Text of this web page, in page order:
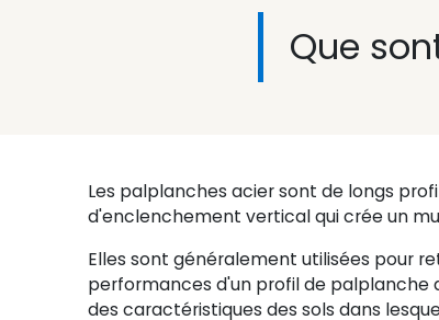
Que
Les palplanches acier sont de longs
d'enclenchement vertical qui crée un
Elles sont généralement utilisées pour
performances d'un profil de
des caractéristiques des sols dans